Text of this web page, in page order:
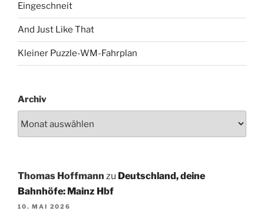
Eingeschneit
And Just Like That
Kleiner Puzzle-WM-Fahrplan
Archiv
Thomas Hoffmann zu Deutschland, deine
Bahnhöfe: Mainz Hbf
10. MAI 2026